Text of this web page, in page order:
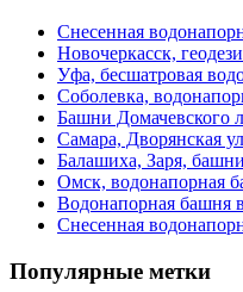
Снесенная
Новочеркасск,
Уфа, бесшатровая
Соболевка,
Башни Домачевского
Самара, Дворянская
Балашиха, Заря,
Омск, водонапорная
Водонапорная башня
Снесенная
Популярные метки